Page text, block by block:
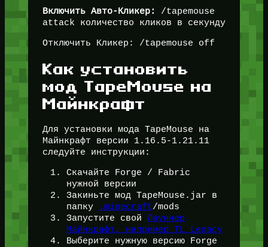
Включить Авто-Кликер:
/tapemouse
attack количество кликов в секунду
Отключить Кликер: /tapemouse off
Как установить
мод TapeMouse на
Майнкрафт
Для установки мода TapeMouse на
Майнкрафт версии 1.16.5-1.21.11
следуйте инструкции:
Скачайте Forge / Fabric
нужной версии
Закиньте мод TapeMouse.jar в
папку
.minecraft/mods
Запустите свой Лаунчер
Майнкрафт, например TL Legacy
Выберите нужную версию Forge